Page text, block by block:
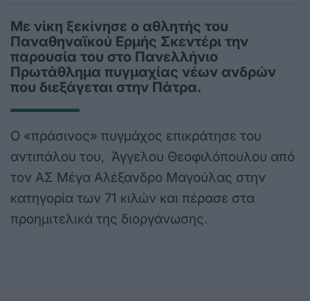
Με νίκη ξεκίνησε ο αθλητής του
Παναθηναϊκού Ερμής Σκεντέρι την
παρουσία του στο Πανελλήνιο
Πρωτάθλημα πυγμαχίας νέων ανδρών
που διεξάγεται στην Πάτρα.
Ο «πράσινος» πυγμάχος επικράτησε του
αντιπάλου του, Άγγελου Θεοφιλόπουλου από
τον ΑΣ Μέγα Αλέξανδρο Μαγούλας στην
κατηγορία των 71 κιλών και πέρασε στα
προημιτελικά της διοργάνωσης.